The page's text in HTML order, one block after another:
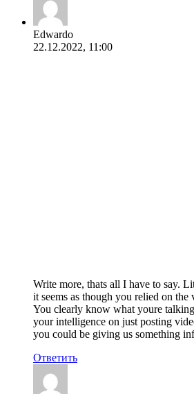
Edwardo
22.12.2022, 11:00
Write more, thats all I have to say.
it seems as though you relied on
You clearly know what youre
your intelligence on just posting
you could be giving us something
Ответить